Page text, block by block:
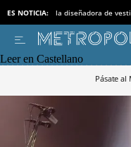
ES NOTICIA: la diseñadora de
Leer en Castellano
Pásate al